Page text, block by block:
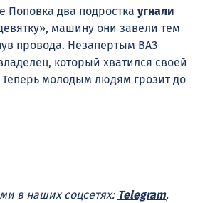
Поповка два подростка угнали
машину они завели тем
провода. Незапертым ВАЗ
который хватился своей
Теперь молодым людям грозит до
в наших соцсетях: Telegram,